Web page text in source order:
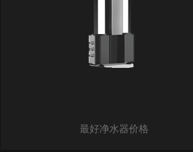
最好净水器价格